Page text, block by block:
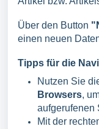
Über den Button
einen neuen
Tipps für die
Nutzen Sie
Browsers,
aufgerufenen
Mit der